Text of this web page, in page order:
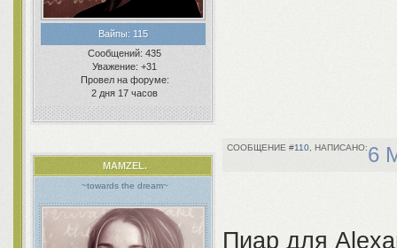
Вайпы: 115
Сообщений: 435
Уважение: +31
Провел на форуме:
2 дня 17 часов
110 6
MAMZEL.
~towards the dream~
Пиар для